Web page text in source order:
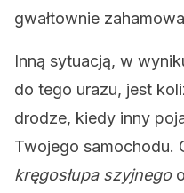
gwałtownie
Inną sytuacją, w
do tego urazu, jest
drodze, kiedy inny
Twojego samochodu.
kręgosłupa szyjnego